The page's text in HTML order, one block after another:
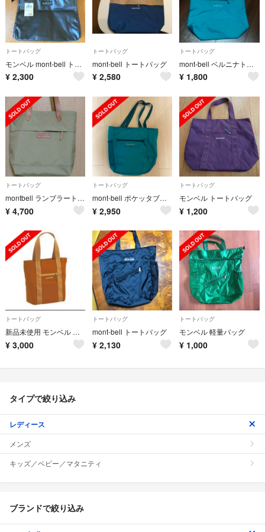
トートバッグ
モンベル mont-bell トートバッグ ブラック 黒
¥ 2,300
トートバッグ
mont-bell トートバッグ
¥ 2,580
トートバッグ
mont-bell ベルニナトート M
¥ 1,800
トートバッグ
montbell ランブラートート
¥ 4,700
トートバッグ
mont-bell ポケッタブルライトトートバッグ
¥ 2,950
トートバッグ
モンベル トートバッグ
¥ 1,200
トートバッグ
新品未使用 モンベル トートバッグ
¥ 3,000
トートバッグ
mont-bell トートバッグ
¥ 2,130
トートバッグ
モンベル 軽量バッグ
¥ 1,000
タイプで絞り込み
レディース
メンズ
キッズ／ベビー／マタニティ
ブランドで絞り込み